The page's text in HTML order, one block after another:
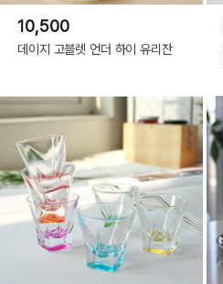
10,500
데이지 고블렛 언더 하이 유리잔